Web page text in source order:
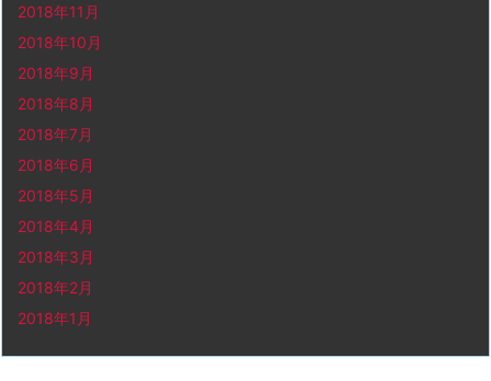
2018年11月
2018年10月
2018年9月
2018年8月
2018年7月
2018年6月
2018年5月
2018年4月
2018年3月
2018年2月
2018年1月